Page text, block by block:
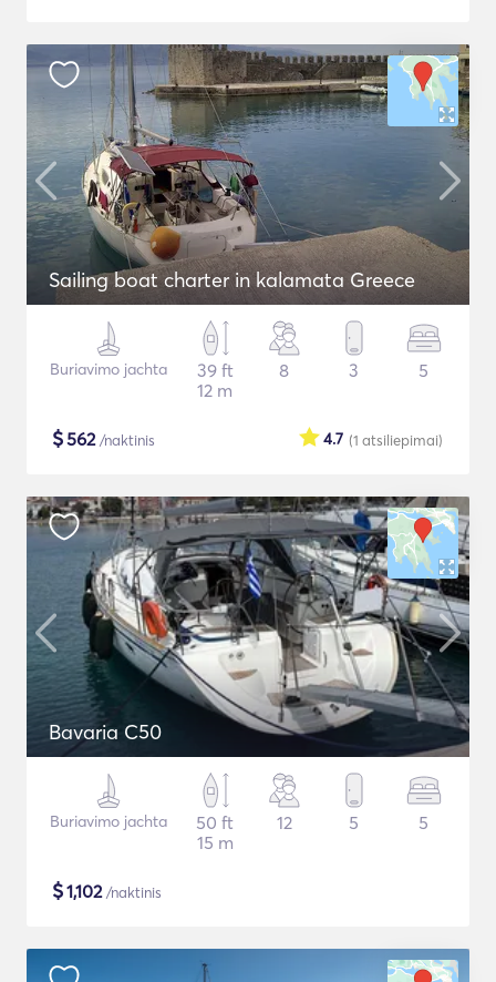
Sailing boat charter in kalamata Greece
Buriavimo jachta
39 ft
12 m
8 3 5
$562/naktinis (1 atsiliepimai)
4.7
Bavaria C50
Buriavimo jachta
50 ft
15 m
12 5 5
$1,102/naktinis